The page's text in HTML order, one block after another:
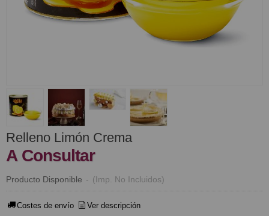
Relleno Limón Crema
A Consultar
Producto Disponible - (Imp. No Incluidos)
Costes de envío Ver descripción